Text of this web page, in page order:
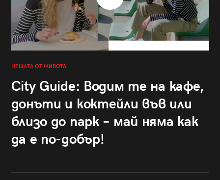
НЕЩАТА ОТ ЖИВОТА
City Guide: Водим те на кафе,
донъти и коктейли във или
близо до парк – май няма как
да е по-добър!